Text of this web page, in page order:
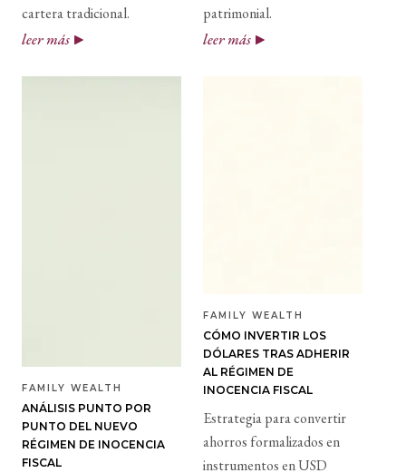
cartera tradicional.
leer más
patrimonial.
leer más
FAMILY WEALTH
ANÁLISIS PUNTO POR
PUNTO DEL NUEVO
RÉGIMEN DE INOCENCIA
FISCAL
FAMILY WEALTH
CÓMO INVERTIR LOS
DÓLARES TRAS ADHERIR
AL RÉGIMEN DE
INOCENCIA FISCAL
Estrategia para convertir
ahorros formalizados en
instrumentos en USD